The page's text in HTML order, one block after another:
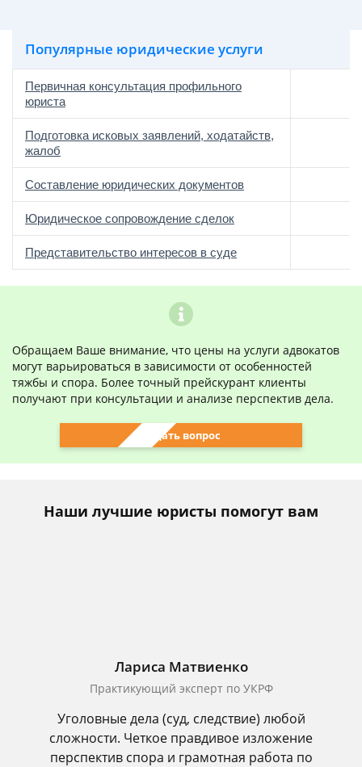
Популярные юридические услуги
Первичная консультация профильного
юриста
Подготовка исковых заявлений, ходатайств,
жалоб
Составление юридических документов
Юридическое сопровождение сделок
Представительство интересов в суде
Обращаем Ваше внимание, что цены на услуги адвокатов
могут варьироваться в зависимости от особенностей
тяжбы и спора. Более точный прейскурант клиенты
получают при консультации и анализе перспектив дела.
Задать вопрос
Наши лучшие юристы помогут вам
Лариса Матвиенко
Практикующий эксперт по УКРФ
Уголовные дела (суд, следствие) любой
сложности. Четкое правдивое изложение
перспектив спора и грамотная работа по